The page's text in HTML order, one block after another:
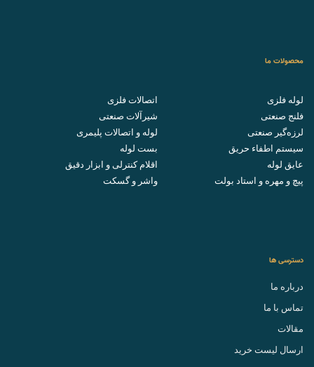
دسترسی ها
درباره ما
تماس با ما
مقالات
ارسال لیست خرید
محصولات ما
لوله فلزی
اتصالات فلزی
فلنج صنعتی
شیرآلات صنعتی
لرزه‌گیر صنعتی
لوله و اتصالات پلیمری
سیستم اطفاء حریق
بست لوله
عایق لوله
اقلام کنترلی و ابزار دقیق
پیچ و مهره و استاد بولت
واشر و گسکت